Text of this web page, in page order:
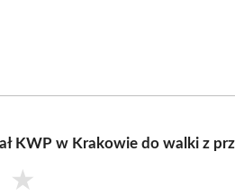
KWP w Krakowie do walki z
★